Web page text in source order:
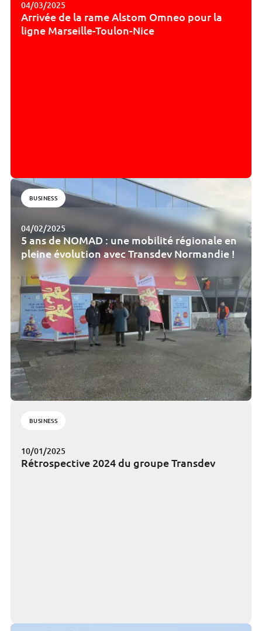
04/03/2025
Arrivée de la rame Alstom Omneo pour la
ligne Marseille-Toulon-Nice
BUSINESS
04/02/2025
5 ans de NOMAD : une mobilité régionale en
pleine évolution avec Transdev Normandie !
BUSINESS
10/01/2025
Rétrospective 2024 du groupe Transdev